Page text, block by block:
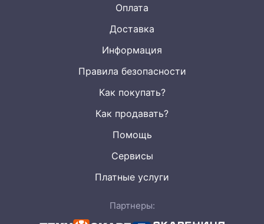
Оплата
Доставка
Информация
Правила безопасности
Как покупать?
Как продавать?
Помощь
Сервисы
Платные услуги
Партнеры: